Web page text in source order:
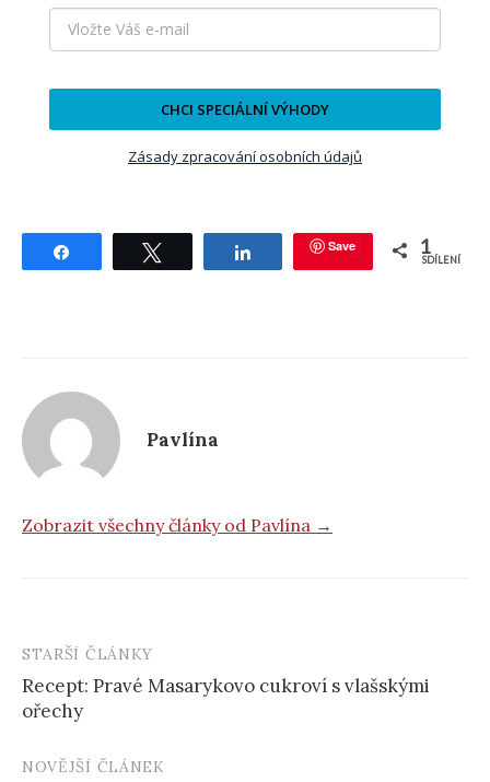
CHCI SPECIÁLNÍ VÝHODY
Zásady zpracování osobních údajů
Tweetnout Save 1
SDÍLENÍ
Pavlína
Zobrazit všechny články od Pavlína →
Post
navigation
STARŠÍ ČLÁNKY
Recept: Pravé Masarykovo cukroví s vlašskými
ořechy
NOVĚJŠÍ ČLÁNEK